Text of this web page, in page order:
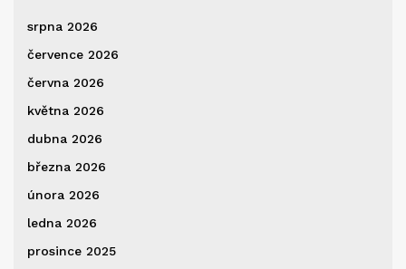
srpna 2026
července 2026
června 2026
května 2026
dubna 2026
března 2026
února 2026
ledna 2026
prosince 2025